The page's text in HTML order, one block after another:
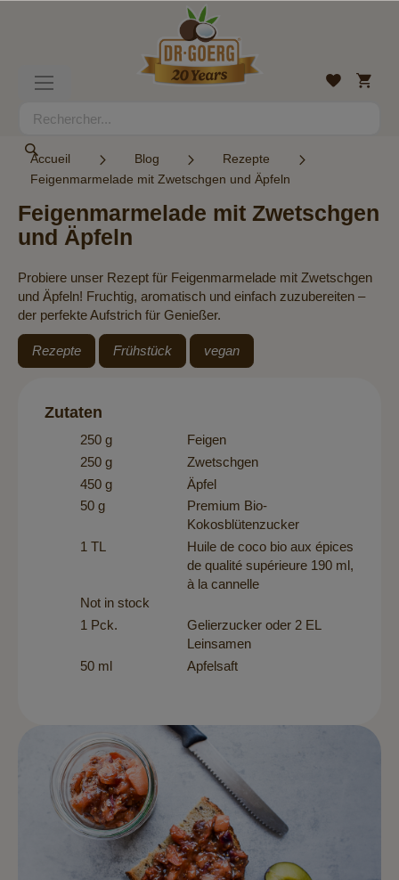
navigation
Rechercher
Liste
Mon
panier
Accueil Blog
Rezepte
Feigenmarmelade mit Zwetschgen und Äpfeln
Feigenmarmelade mit Zwetschgen
und Äpfeln
Probiere unser Rezept für Feigenmarmelade mit Zwetschgen
und Äpfeln! Fruchtig, aromatisch und einfach zuzubereiten –
der perfekte Aufstrich für Genießer.
Rezepte Frühstück vegan
Zutaten
250 g
Feigen
250 g
Zwetschgen
450 g
Äpfel
50 g
Premium Bio-
Kokosblütenzucker
1 TL
Huile de coco bio aux épices
de qualité supérieure 190 ml,
à la cannelle
Not in stock
1 Pck.
Gelierzucker oder 2 EL
Leinsamen
50 ml
Apfelsaft